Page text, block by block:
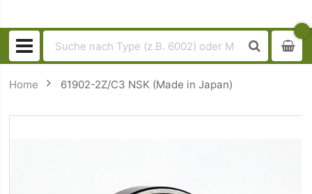
Home 61902-2Z/C3 NSK (Made in Japan)